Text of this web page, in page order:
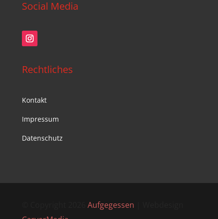
Social Media
Rechtliches
Kontakt
Impressum
Datenschutz
Aufgegessen